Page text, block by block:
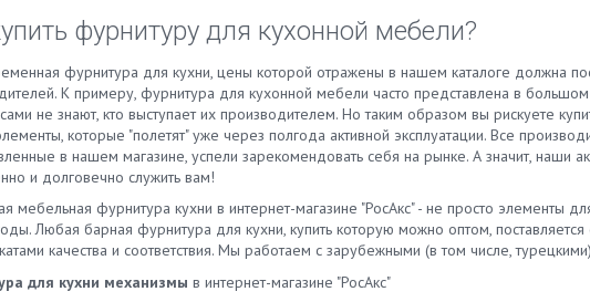
заполнить пространство
мебелью и полом. Клипса для
цоколя ПВХ обычно идет в
– стандартная
включает панель
угловые соединения,
заглушки и клипса для
кухни с клаймером. Как
все элементы.
планку, уголок для
кухни и другие
Зафиксируете
фурнитуру для кухонной мебели?
фурнитура для кухни, цены которой отражены в нашем каталоге должна
К примеру, фурнитура для кухонной мебели часто представлена в
не знают, кто выступает их производителем. Но таким образом вы рискуете
которые "полетят" уже через полгода активной эксплуатации. Все
в нашем магазине, успели зарекомендовать себя на рынке. А значит, наши
и долговечно служить вам!
мебельная фурнитура кухни в интернет-магазине "РосАкс" - не просто элементы
Любая барная фурнитура для кухни, купить которую можно оптом,
качества и соответствия. Мы работаем с зарубежными (в том числе,
для кухни механизмы в интернет-магазине "РосАкс"